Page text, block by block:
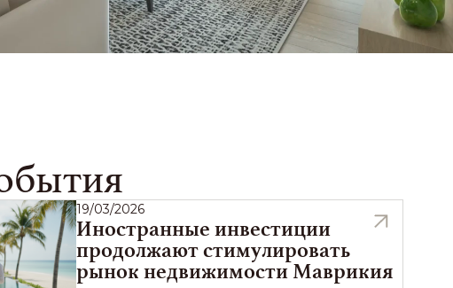
19/03/2026
Иностранные инвестиции
продолжают стимулировать
рынок недвижимости Маврикия